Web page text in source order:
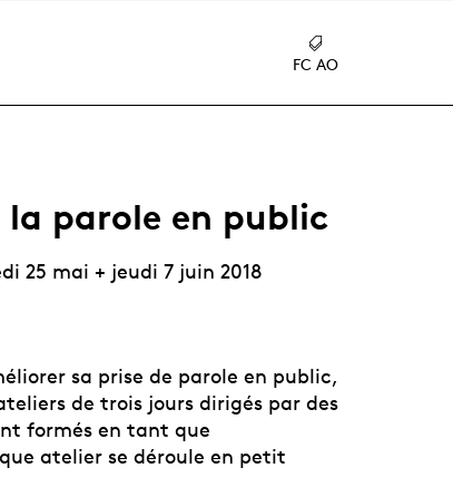
FC AO
parole en public
25 mai + jeudi 7 juin 2018
sa prise de parole en public,
de trois jours dirigés par des
formés en tant que
atelier se déroule en petit